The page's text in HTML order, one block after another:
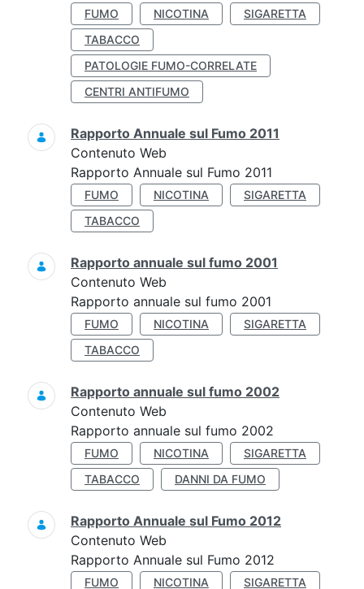
FUMO NICOTINA
SIGARETTA
TABACCO
PATOLOGIE FUMO-CORRELATE
CENTRI ANTIFUMO
Rapporto Annuale sul Fumo 2011
Contenuto Web
Rapporto Annuale sul Fumo 2011
FUMO NICOTINA
SIGARETTA
TABACCO
Rapporto annuale sul fumo 2001
Contenuto Web
Rapporto annuale sul fumo 2001
FUMO NICOTINA
SIGARETTA
TABACCO
Rapporto annuale sul fumo 2002
Contenuto Web
Rapporto annuale sul fumo 2002
FUMO NICOTINA
SIGARETTA
TABACCO
DANNI DA FUMO
Rapporto Annuale sul Fumo 2012
Contenuto Web
Rapporto Annuale sul Fumo 2012
FUMO NICOTINA
SIGARETTA